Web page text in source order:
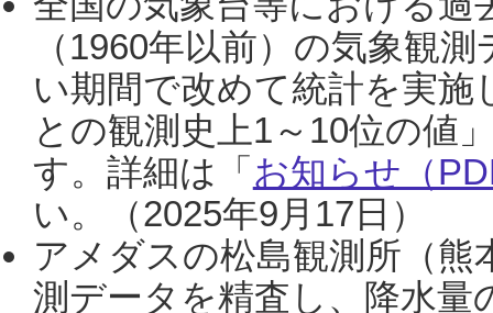
（1960年以前）の気象観
い期間で改めて統計を実
との観測史上1～10位の値
す。詳細は「 お知らせ（
い。（2025年9月17日）
アメダスの松島観測所（熊
測データを精査し、降水